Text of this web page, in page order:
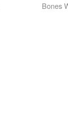
Bones